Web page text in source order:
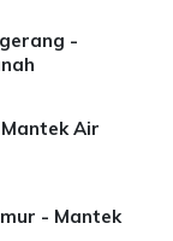
-
Air
- Mantek